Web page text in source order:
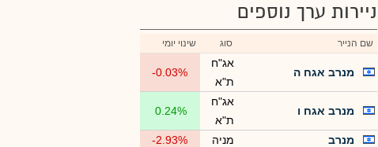
ניירות ערך נוספים
שם הנייר סוג שינוי יומי
מנרב אגח ה
אג"ח
ת"א
-0.03%
מנרב אגח ו
אג"ח
ת"א
0.24%
מנרב מניה -2.93%